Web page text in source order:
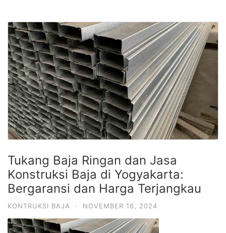
Tukang Baja Ringan dan Jasa
Konstruksi Baja di Yogyakarta:
Bergaransi dan Harga Terjangkau
KONTRUKSI BAJA · NOVEMBER 16, 2024